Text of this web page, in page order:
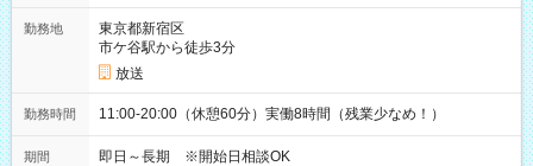
勤務地
東京都新宿区
市ケ谷駅から徒歩3分
放送
勤務時間 11:00-20:00（休憩60分）実働8時間（残業少なめ！）
期間 即日～長期 ※開始日相談OK